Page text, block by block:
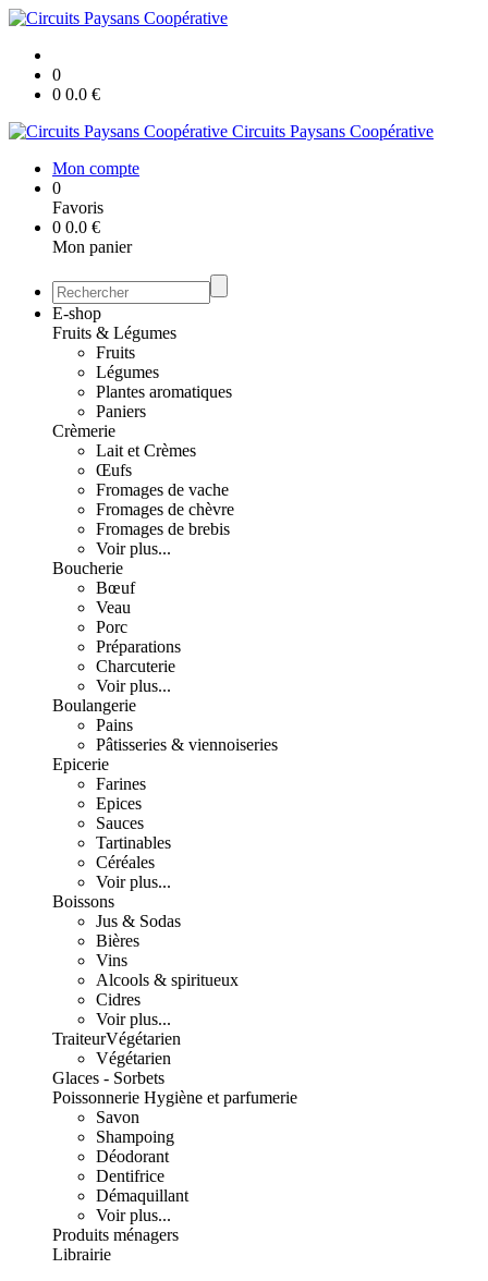
0
0 0.0 €
Circuits Paysans Coopérative
Mon compte
0
Favoris
0 0.0 €
Mon panier
E-shop
Fruits & Légumes
Fruits
Légumes
Plantes aromatiques
Paniers
Crèmerie
Lait et Crèmes
Œufs
Fromages de vache
Fromages de chèvre
Fromages de brebis
Voir plus...
Boucherie
Bœuf
Veau
Porc
Préparations
Charcuterie
Voir plus...
Boulangerie
Pains
Pâtisseries & viennoiseries
Epicerie
Farines
Epices
Sauces
Tartinables
Céréales
Voir plus...
Boissons
Jus & Sodas
Bières
Vins
Alcools & spiritueux
Cidres
Voir plus...
TraiteurVégétarien
Végétarien
Glaces - Sorbets
Poissonnerie Hygiène et parfumerie
Savon
Shampoing
Déodorant
Dentifrice
Démaquillant
Voir plus...
Produits ménagers
Librairie